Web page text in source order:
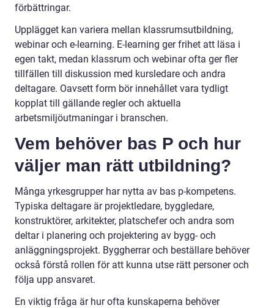
förbättringar.
Upplägget kan variera mellan klassrumsutbildning,
webinar och e-learning. E-learning ger frihet att läsa i
egen takt, medan klassrum och webinar ofta ger fler
tillfällen till diskussion med kursledare och andra
deltagare. Oavsett form bör innehållet vara tydligt
kopplat till gällande regler och aktuella
arbetsmiljöutmaningar i branschen.
Vem behöver bas P och hur
väljer man rätt utbildning?
Många yrkesgrupper har nytta av bas p-kompetens.
Typiska deltagare är projektledare, byggledare,
konstruktörer, arkitekter, platschefer och andra som
deltar i planering och projektering av bygg- och
anläggningsprojekt. Byggherrar och beställare behöver
också förstå rollen för att kunna utse rätt personer och
följa upp ansvaret.
En viktig fråga är hur ofta kunskaperna behöver